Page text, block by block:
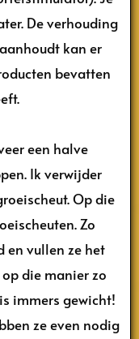
De verhouding
kan er
bevatten
een halve
Ik verwijder
Op die
Zo
en vullen ze het
die manier zo
immers gewicht!
ze even nodig